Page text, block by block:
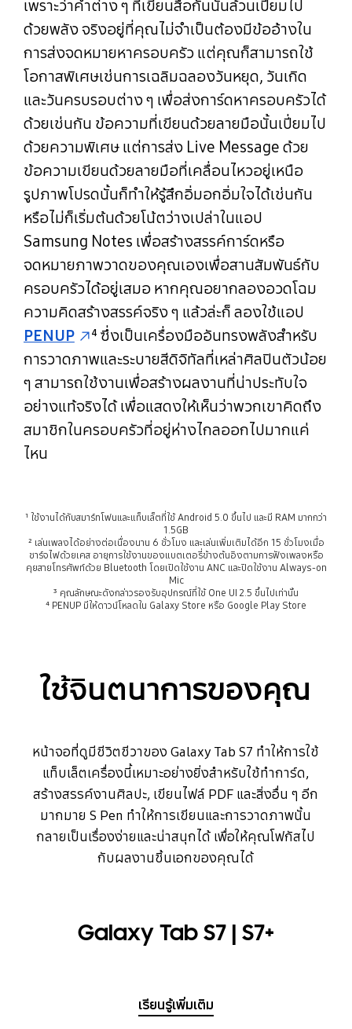
เพราะว่าคำต่าง ๆ ที่เขียนสื่อกันนั้นล้วนเปี่ยมไป
ด้วยพลัง จริงอยู่ที่คุณไม่จำเป็นต้องมีข้ออ้างใน
การส่งจดหมายหาครอบครัว แต่คุณก็สามารถใช้
โอกาสพิเศษเช่นการเฉลิมฉลองวันหยุด, วันเกิด
และวันครบรอบต่าง ๆ เพื่อส่งการ์ดหาครอบครัวได้
ด้วยเช่นกัน ข้อความที่เขียนด้วยลายมือนั้นเปี่ยมไป
ด้วยความพิเศษ แต่การส่ง Live Message ด้วย
ข้อความเขียนด้วยลายมือที่เคลื่อนไหวอยู่เหนือ
รูปภาพโปรดนั้นก็ทำให้รู้สึกอิ่มอกอิ่มใจได้เช่นกัน
หรือไม่ก็เริ่มต้นด้วยโน้ตว่างเปล่าในแอป
Samsung Notes เพื่อสร้างสรรค์การ์ดหรือ
จดหมายภาพวาดของคุณเองเพื่อสานสัมพันธ์กับ
ครอบครัวได้อยู่เสมอ หากคุณอยากลองอวดโฉม
ความคิดสร้างสรรค์จริง ๆ แล้วล่ะก็ ลองใช้แอป
PENUP
⁴ ซึ่งเป็นเครื่องมืออันทรงพลังสำหรับ
การวาดภาพและระบายสีดิจิทัลที่เหล่าศิลปินตัวน้อย
ๆ สามารถใช้งานเพื่อสร้างผลงานที่น่าประทับใจ
อย่างแท้จริงได้ เพื่อแสดงให้เห็นว่าพวกเขาคิดถึง
สมาชิกในครอบครัวที่อยู่ห่างไกลออกไปมากแค่
ไหน
¹ ใช้งานได้กับสมาร์ทโฟนและแท็บเล็ตที่ใช้ Android 5.0 ขึ้นไป และมี RAM มากกว่า
1.5GB
² เล่นเพลงได้อย่างต่อเนื่องนาน 6 ชั่วโมง และเล่นเพิ่มเติมได้อีก 15 ชั่วโมงเมื่อ
ชาร์จไฟด้วยเคส อายุการใช้งานของแบตเตอรี่ข้างต้นอิงตามการฟังเพลงหรือ
คุยสายโทรศัพท์ด้วย Bluetooth โดยเปิดใช้งาน ANC และปิดใช้งาน Always-on
Mic
³ คุณลักษณะดังกล่าวรองรับอุปกรณ์ที่ใช้ One UI 2.5 ขึ้นไปเท่านั้น
⁴ PENUP มีให้ดาวน์โหลดใน Galaxy Store หรือ Google Play Store
ใช้จินตนาการของคุณ
หน้าจอที่ดูมีชีวิตชีวาของ Galaxy Tab S7 ทำให้การใช้
แท็บเล็ตเครื่องนี้เหมาะอย่างยิ่งสำหรับใช้ทำการ์ด,
สร้างสรรค์งานศิลปะ, เขียนไฟล์ PDF และสิ่งอื่น ๆ อีก
มากมาย S Pen ทำให้การเขียนและการวาดภาพนั้น
กลายเป็นเรื่องง่ายและน่าสนุกได้ เพื่อให้คุณโฟกัสไป
กับผลงานชิ้นเอกของคุณได้
Galaxy Tab S7 | S7+
เรียนรู้เพิ่มเติม